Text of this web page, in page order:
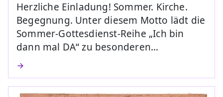
Herzliche Einladung! Sommer. Kirche.
Begegnung. Unter diesem Motto lädt die
Sommer-Gottesdienst-Reihe „Ich bin
dann mal DA“ zu besonderen…